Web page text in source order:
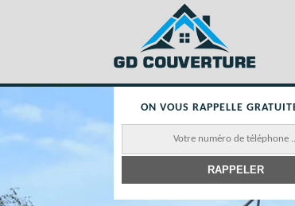
ON VOUS RAPPELLE